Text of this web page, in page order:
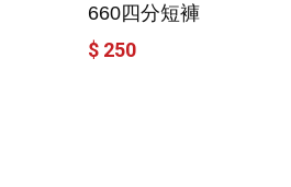
660四分短褲
$ 250